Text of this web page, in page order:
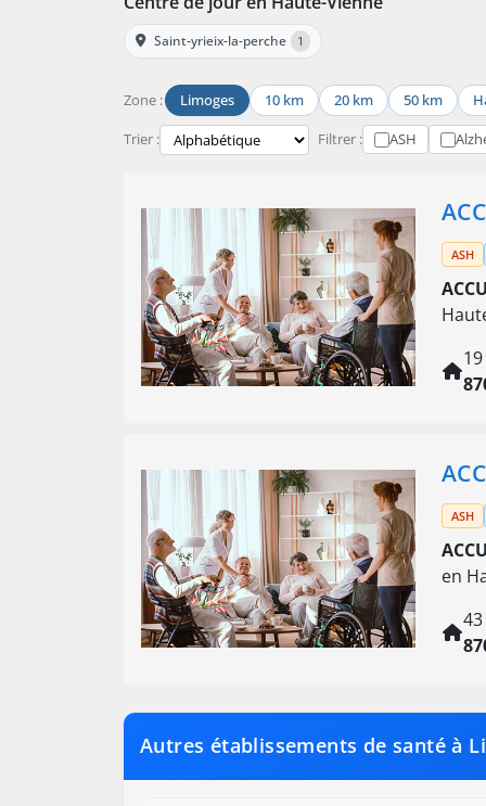
Saint-yrieix-la-perche 1
Zone : Limoges 10 km 20 km 50 km
Trier : Filtrer : ASH
ASH
ASH
en
Autres établissements de santé à